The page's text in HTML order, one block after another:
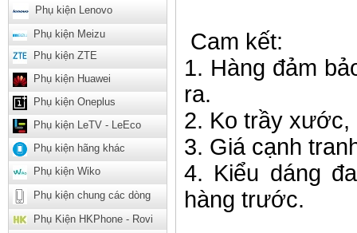
Phụ kiện Lenovo
Phụ kiện Meizu
Phụ kiện ZTE
Phụ kiện Huawei
Phụ kiện Oneplus
Phụ kiện LeTV - LeEco
Phụ kiện hãng khác
Phụ kiện Wiko
Phụ kiện chung các dòng
Phụ Kiện HKPhone - Rovi
Cam kết:
1. Hàng đảm
ra.
2. Ko trầy
3. Giá cạnh
4. Kiểu dáng
hàng trước.